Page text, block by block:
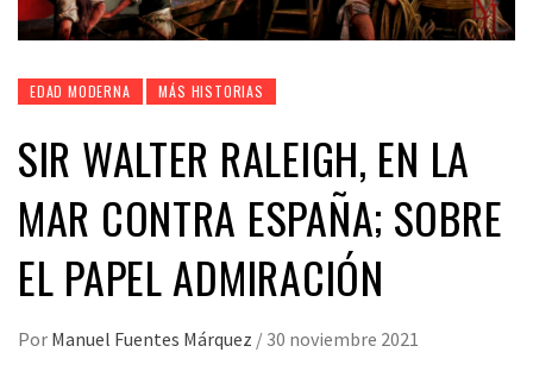
EDAD MODERNA MÁS HISTORIAS
SIR WALTER RALEIGH, EN LA
MAR CONTRA ESPAÑA; SOBRE
EL PAPEL ADMIRACIÓN
Por Manuel Fuentes Márquez / 30 noviembre 2021